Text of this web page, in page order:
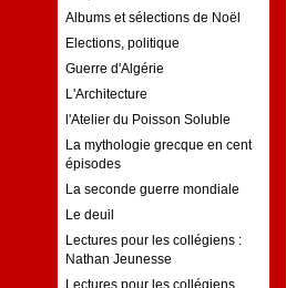
Albums et sélections de Noël
Elections, politique
Guerre d'Algérie
L'Architecture
l'Atelier du Poisson Soluble
La mythologie grecque en cent
épisodes
La seconde guerre mondiale
Le deuil
Lectures pour les collégiens :
Nathan Jeunesse
Lectures pour les collégiens